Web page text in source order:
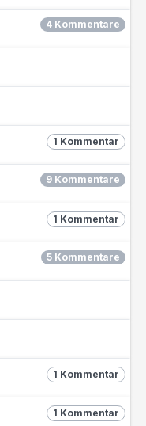
4 Kommentare
1 Kommentar
9 Kommentare
1 Kommentar
5 Kommentare
1 Kommentar
1 Kommentar